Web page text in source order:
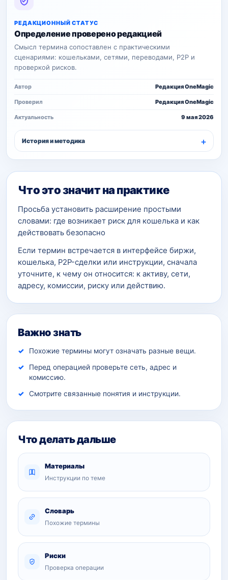
РЕДАКЦИОННЫЙ СТАТУС
Определение проверено редакцией
Смысл термина сопоставлен с практическими
сценариями: кошельками, сетями, переводами, P2P и
проверкой рисков.
Автор Редакция OneMagic
Проверил Редакция OneMagic
Актуальность 9 мая 2026
История и методика
Что это значит на практике
Просьба установить расширение простыми
словами: где возникает риск для кошелька и как
действовать безопасно
Если термин встречается в интерфейсе биржи,
кошелька, P2P-сделки или инструкции, сначала
уточните, к чему он относится: к активу, сети,
адресу, комиссии, риску или действию.
Важно знать
Похожие термины могут означать разные вещи.
Перед операцией проверьте сеть, адрес и
комиссию.
Смотрите связанные понятия и инструкции.
Что делать дальше
Материалы
Инструкции по теме
Словарь
Похожие термины
Риски
Проверка операции